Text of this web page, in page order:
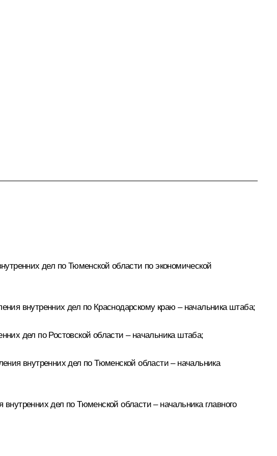
дел по Тюменской области по экономической
внутренних дел по Краснодарскому краю – начальника штаба;
дел по Ростовской области – начальника штаба;
внутренних дел по Тюменской области – начальника
дел по Тюменской области – начальника главного